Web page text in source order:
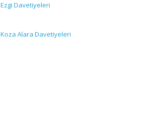
Ezgi Davetiyeleri
Koza Alara Davetiyeleri